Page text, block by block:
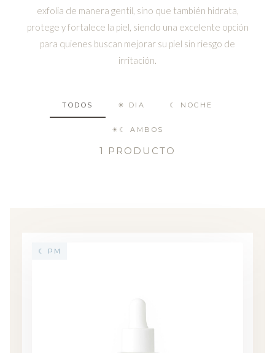
exfolia de manera gentil, sino que también hidrata,
protege y fortalece la piel, siendo una excelente opción
para quienes buscan mejorar su piel sin riesgo de
irritación.
TODOS ☀ DIA ☾ NOCHE
☀☾ AMBOS
1 PRODUCTO
☾ PM